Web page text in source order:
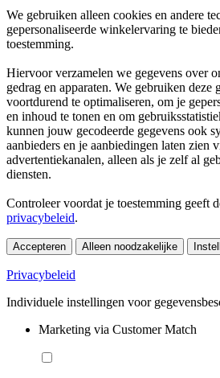
We gebruiken alleen cookies en andere
gepersonaliseerde winkelervaring te
toestemming.
Hiervoor verzamelen we gegevens over
gedrag en apparaten. We gebruiken deze
voortdurend te optimaliseren, om je
en inhoud te tonen en om
kunnen jouw gecodeerde gegevens ook
aanbieders en je aanbiedingen laten zien
advertentiekanalen, alleen als je zelf al
diensten.
Controleer voordat je toestemming geeft
privacybeleid.
Accepteren Alleen noodzakelijke
Privacybeleid
Individuele instellingen voor
Marketing via Customer Match